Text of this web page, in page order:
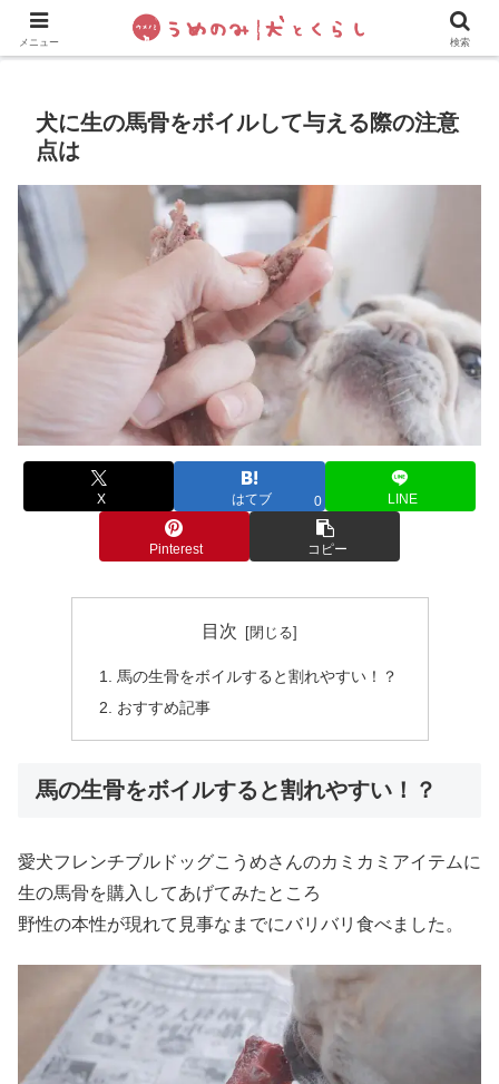
犬の手作りご飯 フレブル飼い方・しつけ ペットグッズ&
犬に生の馬骨をボイルして与える際の注意
点は
X はてブ 0 LINE
Pinterest コピー
目次
馬の生骨をボイルすると割れやすい！？
おすすめ記事
馬の生骨をボイルすると割れやすい！？
愛犬フレンチブルドッグこうめさんのカミカミアイテムに
生の馬骨を購入してあげてみたところ
野性の本性が現れて見事なまでにバリバリ食べました。
メニュー 検索